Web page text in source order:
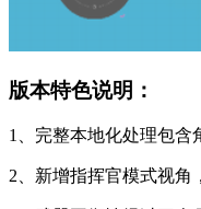
版本特色说明：
1、完整本地化处理包含
2、新增指挥官模式视角